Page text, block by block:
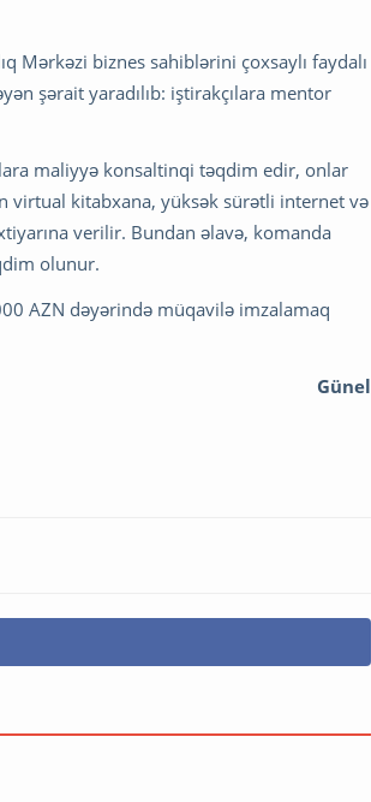
Mərkəzi biznes sahiblərini çoxsaylı faydalı
şərait yaradılıb: iştirakçılara mentor
maliyyə konsaltinqi təqdim edir, onlar
virtual kitabxana, yüksək sürətli internet və
verilir. Bundan əlavə, komanda
olunur.
AZN dəyərində müqavilə imzalamaq
Günel